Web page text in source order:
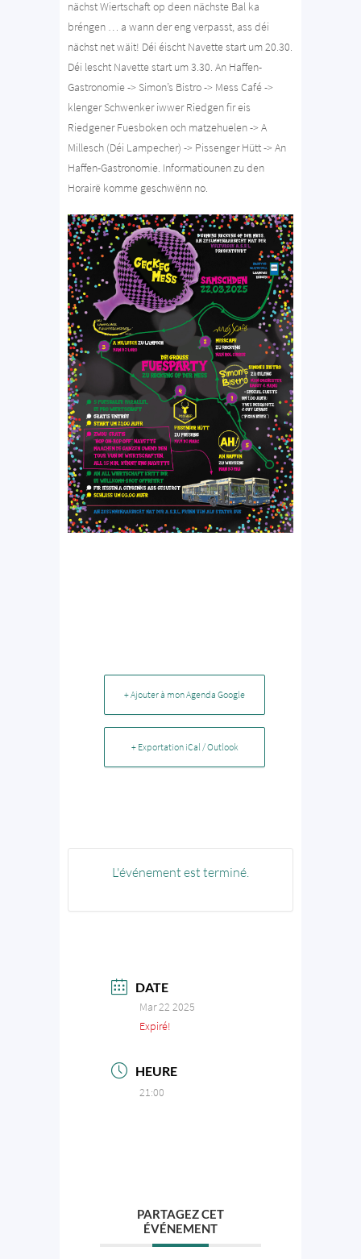
nächst Wiertschaft op deen nächste Bal ka
bréngen … a wann der eng verpasst, ass déi
nächst net wäit! Déi éischt Navette start um 20.30.
Déi lescht Navette start um 3.30. An Haffen-
Gastronomie-> Simon’s Bistro-> Mess Café->
klenger Schwenker iwwer Riedgen fir eis
Riedgener Fuesboken och matzehuelen->A
Millesch (Déi Lampecher) -> Pissenger Hütt->An
Haffen-Gastronomie. Informatiounen zu den
Horairë komme geschwënn no.
+ Ajouter à mon Agenda Google
+ Exportation iCal / Outlook
L'événement est terminé.
DATE
Mar 22 2025
Expiré!
HEURE
21:00
PARTAGEZ CET
ÉVÉNEMENT